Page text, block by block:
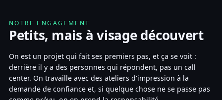
NOTRE ENGAGEMENT
Petits, mais à visage découvert
On est un projet qui fait ses premiers pas, et ça se voit :
derrière il y a des personnes qui répondent, pas un call
center. On travaille avec des ateliers d'impression à la
demande de confiance et, si quelque chose ne se passe pas